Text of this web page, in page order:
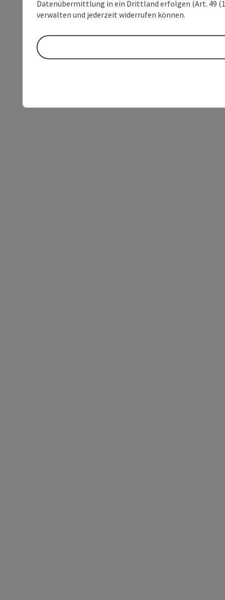
Datenübermittlung in ein Drittland erfolgen (Art. 49
verwalten und jederzeit widerrufen können.